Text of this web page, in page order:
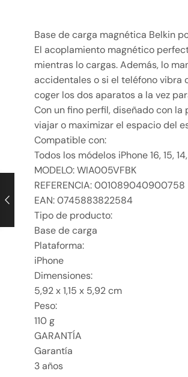
Base de carga magnética Belkin
El acoplamiento magnético
mientras lo cargas. Además, lo
accidentales o si el teléfono vibra
coger los dos aparatos a la vez
Con un fino perfil, diseñado con
viajar o maximizar el espacio del
Compatible con:
Todos los módelos iPhone 16, 15, 14,
MODELO: WIA005VFBK
REFERENCIA: 001089040900758
EAN: 0745883822584
Tipo de producto:
Base de carga
Plataforma:
iPhone
Dimensiones:
5,92 x 1,15 x 5,92 cm
Peso:
110 g
GARANTÍA
Garantía
3 años